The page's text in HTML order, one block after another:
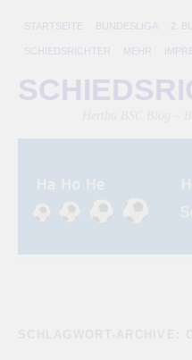
STARTSEITE BUNDESLIGA 2.
SCHIEDSRICHTER MEHR